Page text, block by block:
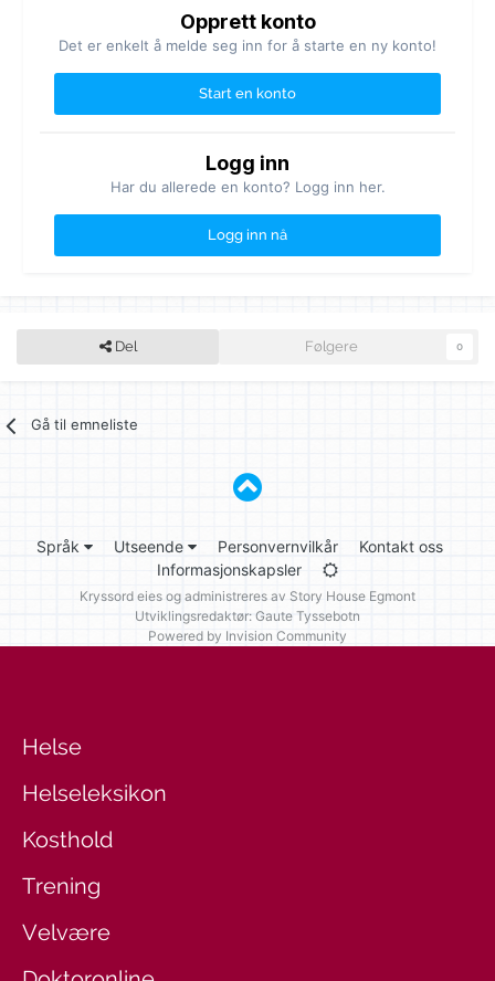
Opprett konto
Det er enkelt å melde seg inn for å starte en ny konto!
Start en konto
Logg inn
Har du allerede en konto? Logg inn her.
Logg inn nå
Del Følgere 0
Gå til emneliste
Språk Utseende Personvernvilkår
Kontakt oss
Informasjonskapsler
Kryssord eies og administreres av Story House Egmont
Utviklingsredaktør: Gaute Tyssebotn
Powered by Invision Community
Helse
Helseleksikon
Kosthold
Trening
Velvære